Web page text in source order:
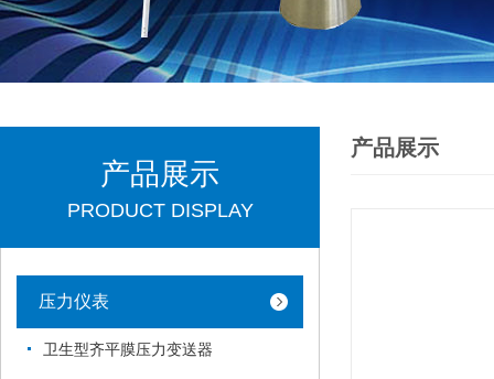
产品展示
PRODUCT DISPLAY
压力仪表
卫生型齐平膜压力变送器
产品展示